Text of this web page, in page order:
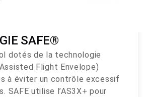
SAFE®
dotés de la technologie
Flight Envelope)
à éviter un contrôle excessif
SAFE utilise l’AS3X+ pour